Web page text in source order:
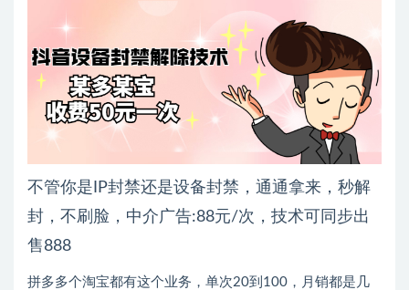
不管你是IP封禁还是设备封禁，通通拿来，秒解
封，不刷脸，中介广告:88元/次，技术可同步出
售888
拼多多个淘宝都有这个业务，单次20到100，月销都是几